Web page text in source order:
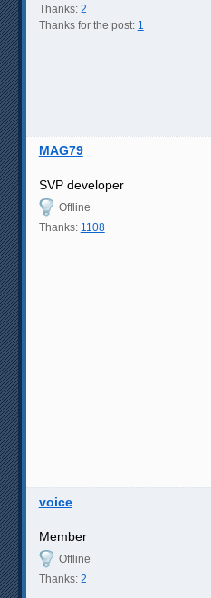
Thanks: 2
Thanks for the post: 1
MAG79
SVP developer
Offline
Thanks: 1108
voice
Member
Offline
Thanks: 2